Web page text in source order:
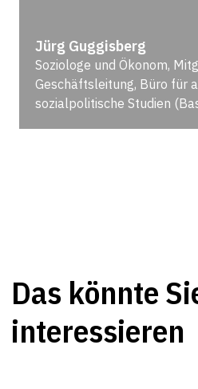
Jürg Guggisberg
Soziologe und Ökonom,
Geschäftsleitung, Büro für
sozialpolitische Studien
Das könnte
interessieren